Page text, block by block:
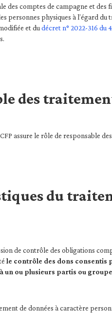
des comptes de campagne et
personnes physiques à l’égard
et du décret n° 2022-316 du
des
assure le rôle de responsable
du
de contrôle des obligations
le contrôle des dons consentis
un ou plusieurs partis ou
de données à caractère